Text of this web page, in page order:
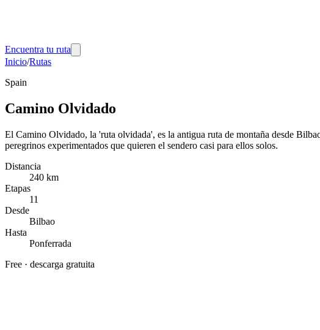
Encuentra tu ruta
Inicio/Rutas
Spain
Camino Olvidado
El Camino Olvidado, la 'ruta olvidada', es la antigua ruta de montaña desde
peregrinos experimentados que quieren el sendero casi para ellos solos.
Distancia
240 km
Etapas
11
Desde
Bilbao
Hasta
Ponferrada
Free · descarga gratuita